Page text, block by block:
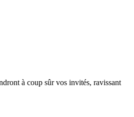
à coup sûr vos invités, ravissant